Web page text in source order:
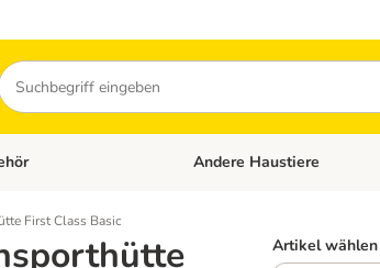
Suchen
und Zubehör Kategorie-Menü öffnen:
Andere Haustiere
First Class Basic
Artikel